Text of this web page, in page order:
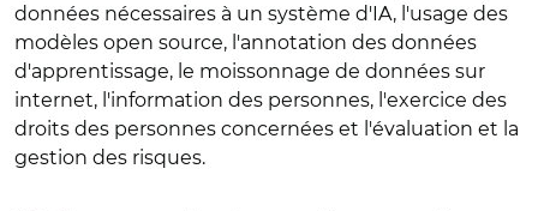
données nécessaires à un système d'IA, l'usage des
modèles open source, l'annotation des données
d'apprentissage, le moissonnage de données sur
internet, l'information des personnes, l'exercice des
droits des personnes concernées et l'évaluation et la
gestion des risques.